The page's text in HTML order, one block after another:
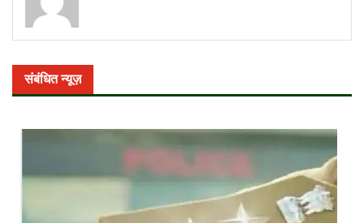
संबंधित न्यूज़